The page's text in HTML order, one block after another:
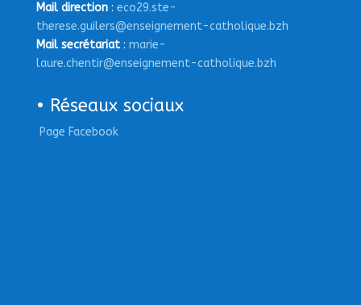
Mail direction: eco29.ste-
therese.guilers@enseignement-catholique.bzh
Mail secrétariat: marie-
laure.chentir@enseignement-catholique.bzh
• Réseaux sociaux
Page Facebook